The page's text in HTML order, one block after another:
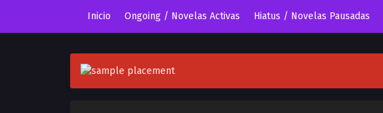
Inicio Ongoing / Novelas Activas Hiatus / Novelas Pausadas